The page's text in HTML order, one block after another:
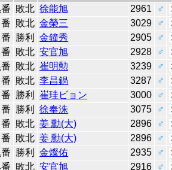
敗北 徐能旭 2961
♂
敗北 金榮三 3029
♂
勝利 金鐘秀 2905
♂
敗北 安官旭 2928
♂
敗北 崔明勲 3239
♂
敗北 李昌鍋 3287
♂
勝利 崔珪ビョン 3000
♂
勝利 徐奉洙 3075
♂
敗北 姜 勳(大) 2896
♂
敗北 姜 勳(大) 2896
♂
勝利 金燦佑 2935
♂
敗北 安官旭 2916
♂